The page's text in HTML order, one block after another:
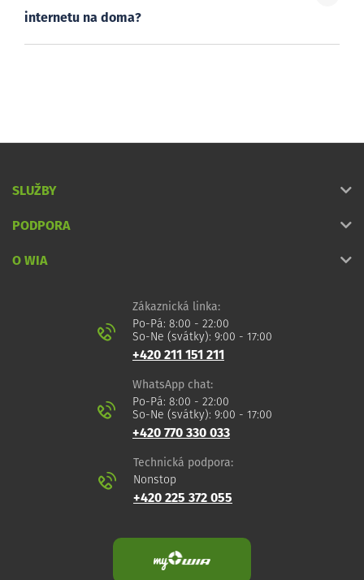
internetu na doma?
SLUŽBY
PODPORA
O WIA
Zákaznická linka:
Po-Pá: 8:00 - 22:00
So-Ne (svátky): 9:00 - 17:00
+420 211 151 211
WhatsApp chat:
Po-Pá: 8:00 - 22:00
So-Ne (svátky): 9:00 - 17:00
+420 770 330 033
Technická podpora:
Nonstop
+420 225 372 055